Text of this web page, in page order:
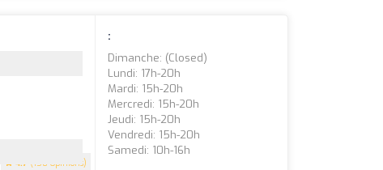
4.7 (158 Opinions)
:
Dimanche: (closed)
Lundi: 17h-20h
Mardi: 15h-20h
Mercredi: 15h-20h
Jeudi: 15h-20h
Vendredi: 15h-20h
Samedi: 10h-16h